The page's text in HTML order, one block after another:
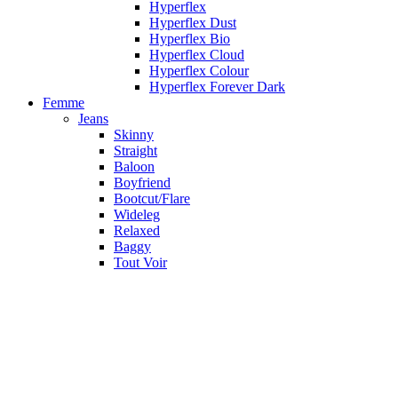
Hyperflex
Hyperflex Dust
Hyperflex Bio
Hyperflex Cloud
Hyperflex Colour
Hyperflex Forever Dark
Femme
Jeans
Skinny
Straight
Baloon
Boyfriend
Bootcut/Flare
Wideleg
Relaxed
Baggy
Tout Voir